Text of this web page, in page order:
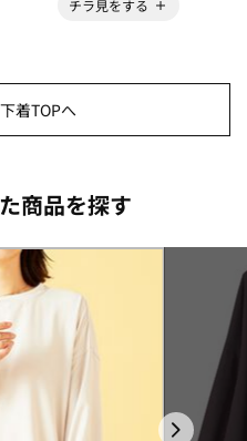
チラ見をする
着TOPへ
商品を探す